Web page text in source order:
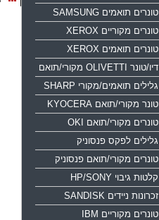
טונרים תואמים SAMSUNG
טונרים מקוריים XEROX
טונרים תואמים XEROX
דיו/טונר OLIVETTI מקורי/תואם
גלילים תואמים/מקורי SHARP
טונר מקורי/תואם KYOCERA
טונרים מקורי/תואם OKI
גלילים לפקס פנסוניק
טונרים מקורי/תואם פנסוניק
קלטות גיבוי HP/SONY
זכרונות ניידים SANDISK
טונרים מקוריים IBM